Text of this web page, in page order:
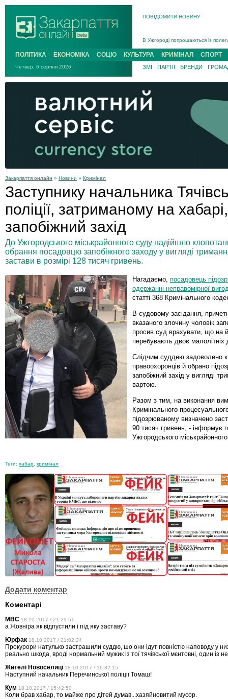
ПОВІДОМИТИ НОВИНУ
В Ужгороді попрощаються із
В Ужгороді 5 серпня
Підтвердили загибель
На війні з рф поліг військовий з
На Хустщині внаслідок ДТП за
Інструктора районного ТЦК на
ПОЛІТИКА ЕКОНОМІКА СОЦІО КУЛЬТУРА КРИМІНАЛ СПОРТ
Четвер, 6 серпня 2026 ЗМІ ПАРТІЇ БРЕНДИ
Закарпаття онлайн » Новини » Кримінал
Заступнику начальника
поліції, затриманому на
запобіжний захід
До Ужгородського міськрайонного суду надійшло
обрання посадовцю запобіжного заходу у вигляді
застави в розмірі 128 тисяч гривень.
Нагадаємо, посадовець
одержанні неправомірної
статті 368 Кримінального
В судовому засідання,
вказаного злочину чоловік
просив суд врахувати, що на
перебувають двоє малолітніх
Слідчим суддею задоволено
правоохоронців й обрано
запобіжний захід у вигляді
вартою.
Разом з тим, на виконання
Кримінального
підозрюваному визначено
90 тисяч гривень, - інформує
Ужгородського
Теги: хабар кримінал
Додати коментар
Коментарі
МВС 18.10.2017 / 21:29:51
а Жовніра як відпустили і під яку заставу?
Юрфак 18.10.2017 / 21:02:24
Прокурори натулько застрашили суддю, шо они ідут повністю наповоду у
реально шкода, вроді нормальний мужик із тої тячівської мєнтовні, один із
Жителі Новоселиці 18.10.2017 / 16:32:15
Наступний начальник Перечинської поліції Томаш!
Кум 18.10.2017 / 15:42:50
Коли брав хабар, то майже про дітей думав...хазяйновитий мусор.